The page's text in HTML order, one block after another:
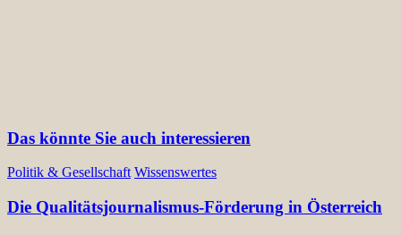
Das könnte Sie auch interessieren
Politik & Gesellschaft Wissenswertes
Die Qualitätsjournalismus-Förderung in Österreich